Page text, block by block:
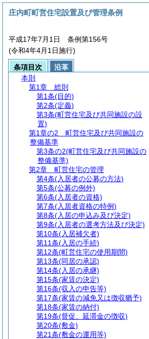
庄内町町営住宅設置及び管理条例
平成17年7月1日 条例第156号
(令和4年4月1日施行)
条項目次
沿革
本則
第1章
総則
第1条(目的)
第2条(定義)
第3条(町営住宅及び共同施設の設
置)
第1章の2
町営住宅及び共同施設の
整備基準
第3条の2(町営住宅及び共同施設の
整備基準)
第2章
町営住宅の管理
第4条(入居者の公募の方法)
第5条(公募の例外)
第6条(入居者の資格)
第7条(入居者資格の特例)
第8条(入居の申込み及び決定)
第9条(入居者の選考方法及び決定)
第10条(入居補欠者)
第11条(入居の手続)
第12条(町営住宅の使用期間)
第13条(同居の承認)
第14条(入居の承継)
第15条(家賃の決定)
第16条(収入の申告等)
第17条(家賃の減免又は徴収猶予)
第18条(家賃の納付)
第19条(督促、延滞金の徴収)
第20条(敷金)
第21条(敷金の運用等)